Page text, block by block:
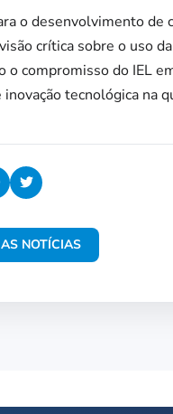
o desenvolvimento
crítica sobre o uso
o compromisso do IEL
tecnológica na
NOTÍCIAS